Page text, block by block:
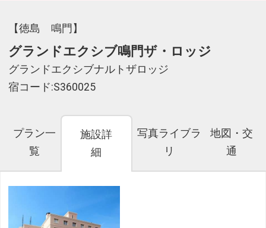
【徳島 鳴門】
グランドエクシブ鳴門ザ・ロッジ
グランドエクシブナルトザロッジ
宿コード:S360025
プラン一
覧
施設詳
細
写真ライブラ
リ
地図・交
通